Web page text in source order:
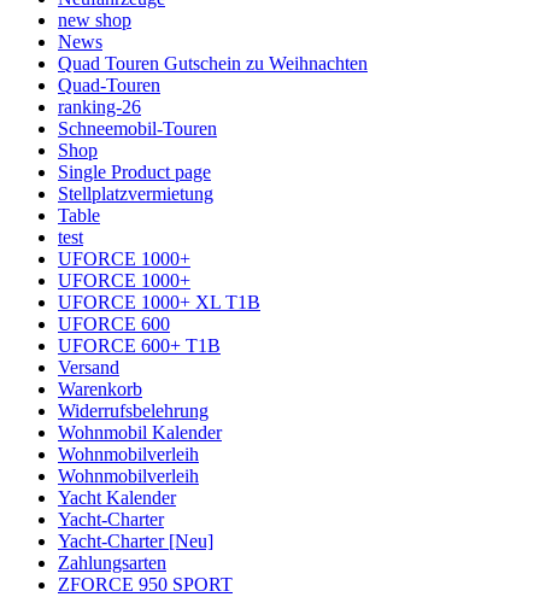
new shop
News
Quad Touren Gutschein zu Weihnachten
Quad-Touren
ranking-26
Schneemobil-Touren
Shop
Single Product page
Stellplatzvermietung
Table
test
UFORCE 1000+
UFORCE 1000+
UFORCE 1000+ XL T1B
UFORCE 600
UFORCE 600+ T1B
Versand
Warenkorb
Widerrufsbelehrung
Wohnmobil Kalender
Wohnmobilverleih
Wohnmobilverleih
Yacht Kalender
Yacht-Charter
Yacht-Charter [Neu]
Zahlungsarten
ZFORCE 950 SPORT